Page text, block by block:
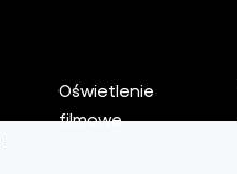
Oświetlenie
filmowe